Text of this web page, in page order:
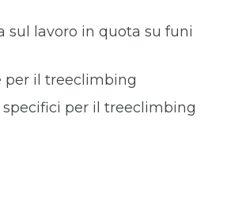
sul lavoro in quota su funi
per il treeclimbing
per il treeclimbing